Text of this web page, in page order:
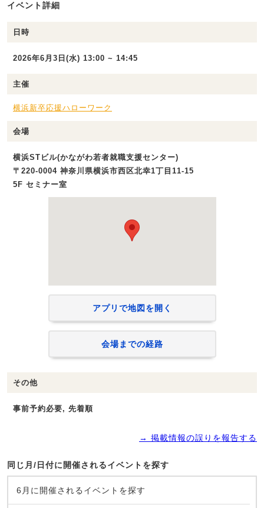
イベント詳細
日時
2026年6月3日(水) 13:00 ~ 14:45
主催
横浜新卒応援ハローワーク
会場
横浜STビル(かながわ若者就職支援センター)
〒220-0004 神奈川県横浜市西区北幸1丁目11-15
5F セミナー室
アプリで地図を開く
会場までの経路
その他
事前予約必要, 先着順
→ 掲載情報の誤りを報告する
同じ月/日付に開催されるイベントを探す
6月に開催されるイベントを探す